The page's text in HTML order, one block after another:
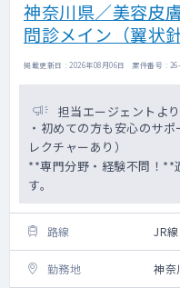
神奈川県／美容皮
問診メイン（翼状
掲載更新日 : 2026年08月06日 案件番号 :
担当エージェントより
・初めての方も安心のサ
レクチャーあり）
**専門分野・経験不問！**
す。
路線 JR線
勤務地 神奈